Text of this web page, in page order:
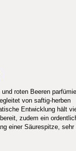
roten Beeren
von saftig-herben
Entwicklung hält
zudem ein
einer Säurespitze, sehr